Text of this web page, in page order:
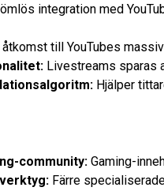
integration med
till YouTubes
Livestreams sparas
Hjälper
community: Gaming-
Färre